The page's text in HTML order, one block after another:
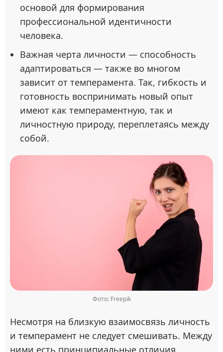
основой для формирования
профессиональной идентичности
человека.
Важная черта личности — способность
адаптироваться — также во многом
зависит от темперамента. Так, гибкость и
готовность воспринимать новый опыт
имеют как темпераментную, так и
личностную природу, переплетаясь между
собой.
Фото: Freepik
Несмотря на близкую взаимосвязь личность
и темперамент не следует смешивать. Между
ними есть принципиальные отличия.